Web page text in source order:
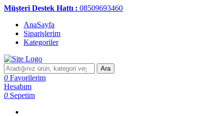
Müşteri Destek Hattı : 08509693460
AnaSayfa
Siparişlerim
Kategoriler
Ara
0 Favorilerim
Hesabım
0 Sepetim